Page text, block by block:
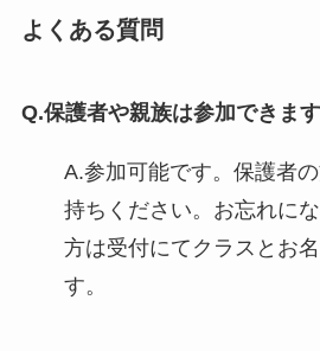
よくある質問
Q.保護者や親族は参加できま
A.参加可能です。保護者
持ちください。お忘れに
方は受付にてクラスとお
す。